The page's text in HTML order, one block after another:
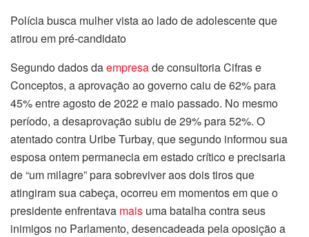
Polícia busca mulher vista ao lado de adolescente que
atirou em pré-candidato
Segundo dados daempresade consultoria Cifras e
Conceptos, a aprovação ao governo caiu de 62% para
45% entre agosto de 2022 e maio passado. No mesmo
período, a desaprovação subiu de 29% para 52%. O
atentado contra Uribe Turbay, que segundo informou sua
esposa ontem permanecia em estado crítico e precisaria
de “um milagre” para sobreviver aos dois tiros que
atingiram sua cabeça, ocorreu em momentos em que o
presidente enfrentava mais uma batalha contra seus
inimigos no Parlamento, desencadeada pela oposição a